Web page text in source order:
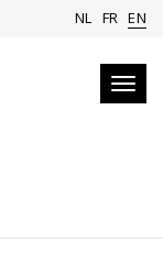
NL FR EN